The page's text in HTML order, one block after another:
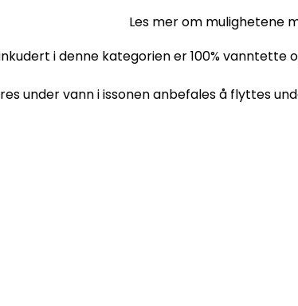
Les mer om mulighetene
i denne kategorien er 100%
under vann i issonen anbefales å flyttes